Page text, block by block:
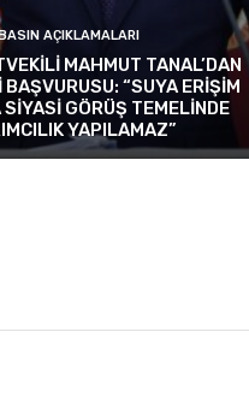
AÇIKLAMALARI
MAHMUT TANAL’DAN
BAŞVURUSU: “SUYA ERİŞİM
SİYASİ GÖRÜŞ TEMELİNDE
YAPILAMAZ”